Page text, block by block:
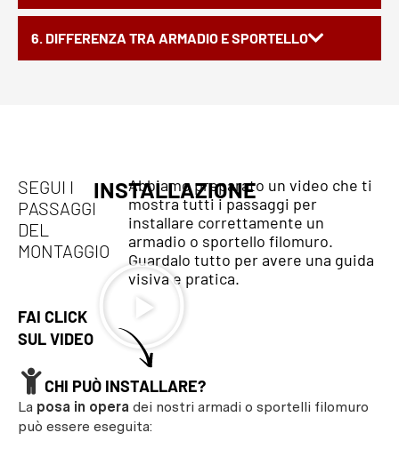
6. DIFFERENZA TRA ARMADIO E SPORTELLO
SEGUI I
PASSAGGI
DEL
MONTAGGIO
INSTALLAZIONE
Abbiamo preparato un video che ti
mostra tutti i passaggi per
installare correttamente un
armadio o sportello filomuro.
Guardalo tutto per avere una guida
visiva e pratica.
FAI CLICK
SUL VIDEO
CHI PUÒ INSTALLARE?
La posa in opera dei nostri armadi o sportelli filomuro
può essere eseguita: